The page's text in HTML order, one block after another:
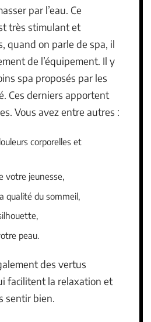
par l’eau. Ce
très stimulant et
quand on parle de spa, il
de l’équipement. Il y
spa proposés par les
Ces derniers apportent
Vous avez entre autres :
corporelles et
votre jeunesse,
qualité du sommeil,
peau.
des vertus
facilitent la relaxation et
sentir bien.